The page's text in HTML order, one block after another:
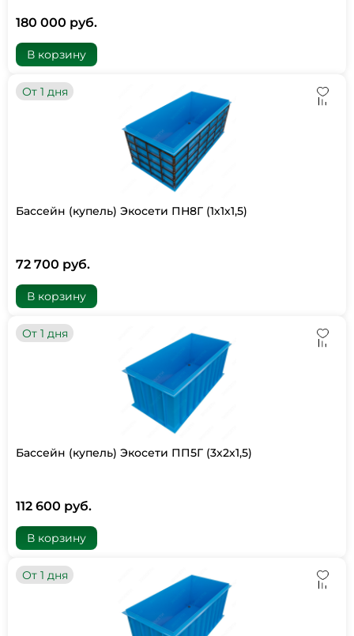
180 000 руб.
В корзину
От 1 дня
Бассейн (купель) Экосети ПН8Г (1х1х1,5)
72 700 руб.
В корзину
От 1 дня
Бассейн (купель) Экосети ПП5Г (3х2х1,5)
112 600 руб.
В корзину
От 1 дня